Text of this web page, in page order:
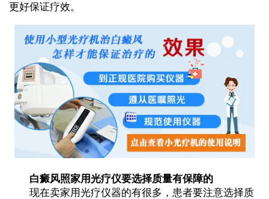
更好保证疗效。
白癜风照家用光疗仪要选择质量有保障的
现在卖家用光疗仪器的有很多，患者要注意选择质